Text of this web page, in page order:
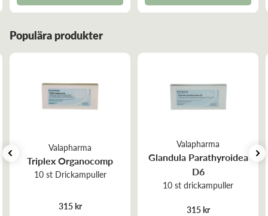
Populära produkter
Valapharma
Triplex Organocomp
10 st Drickampuller
315 kr
Valapharma
Glandula Parathyroidea
D6
10 st drickampuller
315 kr